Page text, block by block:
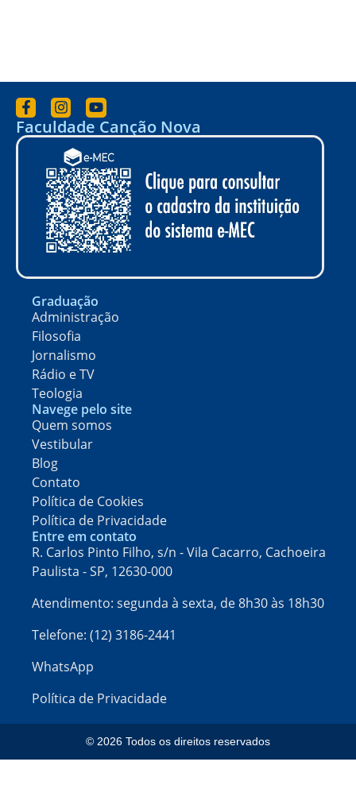
Faculdade Canção Nova
Graduação
Administração
Filosofia
Jornalismo
Rádio e TV
Teologia
Navege pelo site
Quem somos
Vestibular
Blog
Contato
Política de Cookies
Política de Privacidade
Entre em contato
R. Carlos Pinto Filho, s/n - Vila Cacarro, Cachoeira
Paulista - SP, 12630-000​
Atendimento: segunda à sexta, de 8h30 às 18h30
Telefone: (12) 3186-2441
WhatsApp
Política de Privacidade
© 2026 Todos os direitos reservados